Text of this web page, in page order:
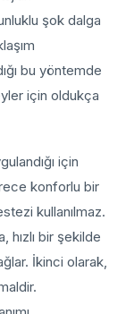
şok dalga
bu yöntemde
için oldukça
için
konforlu bir
kullanılmaz.
hızlı bir şekilde
İkinci olarak,